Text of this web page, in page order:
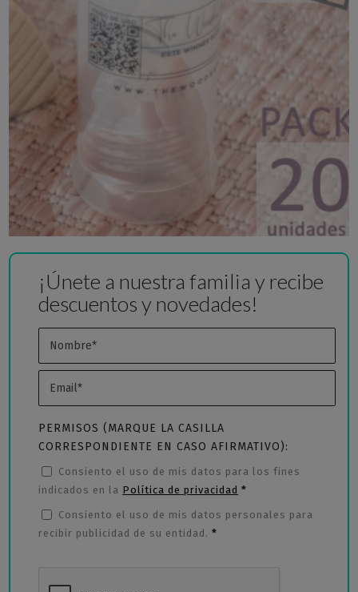
¡Únete a nuestra familia y recibe
descuentos y novedades!
PERMISOS (MARQUE LA CASILLA
CORRESPONDIENTE EN CASO AFIRMATIVO):
Consiento el uso de mis datos para los fines
indicados en la Política de privacidad *
Consiento el uso de mis datos personales para
recibir publicidad de su entidad. *